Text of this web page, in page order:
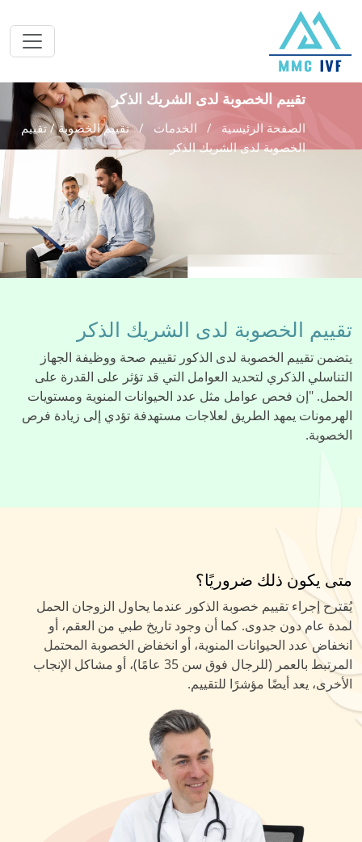
تقييم الخصوبة لدى الشريك الذكر
الصفحة الرئيسية الخدمات
تقييم الخصوبة / تقييم
الخصوبة لدى الشريك الذكر
تقييم الخصوبة لدى الشريك الذكر
يتضمن تقييم الخصوبة لدى الذكور تقييم صحة ووظيفة الجهاز
التناسلي الذكري لتحديد العوامل التي قد تؤثر على القدرة على
الحمل. "إن فحص عوامل مثل عدد الحيوانات المنوية ومستويات
الهرمونات يمهد الطريق لعلاجات مستهدفة تؤدي إلى زيادة فرص
الخصوبة.
متى يكون ذلك ضروريًا؟
يُقترح إجراء تقييم خصوبة الذكور عندما يحاول الزوجان الحمل
لمدة عام دون جدوى. كما أن وجود تاريخ طبي من العقم، أو
انخفاض عدد الحيوانات المنوية، أو انخفاض الخصوبة المحتمل
المرتبط بالعمر (للرجال فوق سن 35 عامًا)، أو مشاكل الإنجاب
الأخرى، يعد أيضًا مؤشرًا للتقييم.